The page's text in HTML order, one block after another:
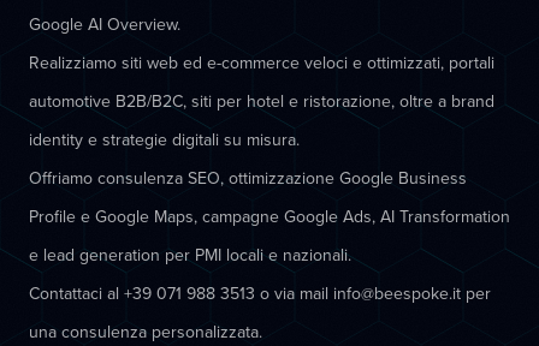
Google AI Overview.
Realizziamo siti web ed e-commerce veloci e ottimizzati, portali
automotive B2B/B2C, siti per hotel e ristorazione, oltre a brand
identity e strategie digitali su misura.
Offriamo consulenza SEO, ottimizzazione Google Business
Profile e Google Maps, campagne Google Ads, AI Transformation
e lead generation per PMI locali e nazionali.
Contattaci al +39 071 988 3513 o via mail info@beespoke.it per
una consulenza personalizzata.